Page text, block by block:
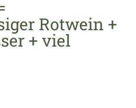
Rotwein +
+ viel